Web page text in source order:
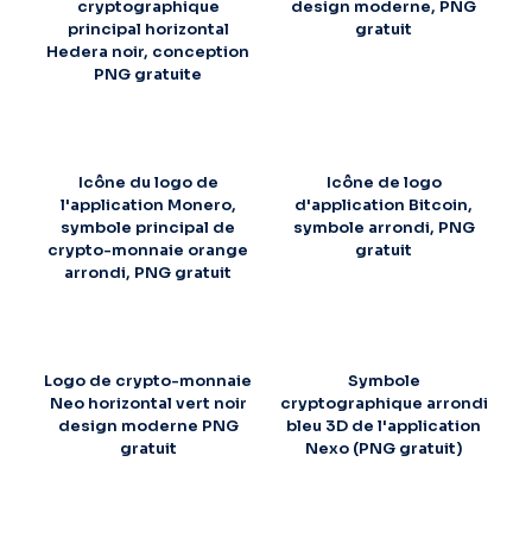
cryptographique
principal horizontal
Hedera noir, conception
PNG gratuite
design moderne, PNG
gratuit
Icône du logo de
l'application Monero,
symbole principal de
crypto-monnaie orange
arrondi, PNG gratuit
Icône de logo
d'application Bitcoin,
symbole arrondi, PNG
gratuit
Logo de crypto-monnaie
Neo horizontal vert noir
design moderne PNG
gratuit
Symbole
cryptographique arrondi
bleu 3D de l'application
Nexo (PNG gratuit)